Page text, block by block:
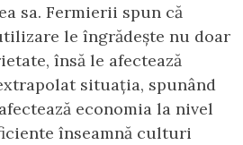
sa. Fermierii spun că
le îngrădește nu doar
însă le afectează
situația, spunând
economia la nivel
înseamnă culturi